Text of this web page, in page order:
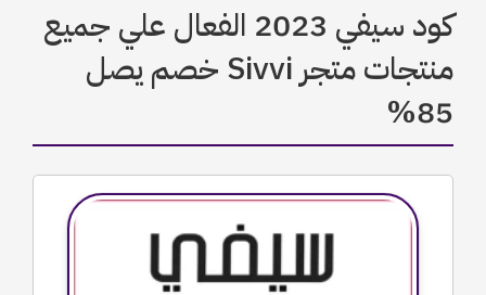
كود سيفي 2023 الفعال علي جميع
منتجات متجر Sivvi خصم يصل
85%